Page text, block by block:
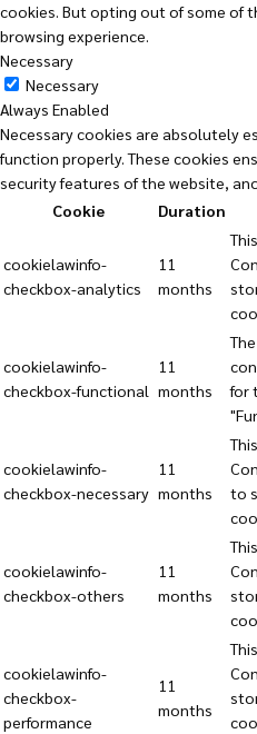
cookies. But opting out of some of
browsing experience.
Necessary
Necessary
Always Enabled
Necessary cookies are absolutely
function properly. These cookies
security features of the website,
Cookie
Duration
cookielawinfo-
checkbox-analytics
11
months
cookielawinfo-
checkbox-functional
11
months
for
cookielawinfo-
checkbox-necessary
11
months
to
cookielawinfo-
checkbox-others
11
months
cookielawinfo-
checkbox-
performance
11
months